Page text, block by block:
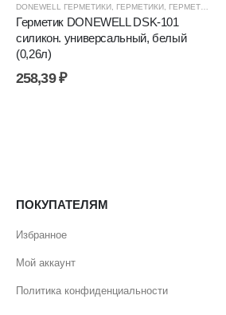
DONEWELL ГЕРМЕТИКИ ГЕРМЕТИКИ ГЕРМЕТИКИ СИЛИКОНОВЫЕ
Герметик DONEWELL DSK-101
силикон. универсальный, белый
(0,26л)
258,39₽
ПОКУПАТЕЛЯМ
Избранное
Мой аккаунт
Политика конфиденциальности